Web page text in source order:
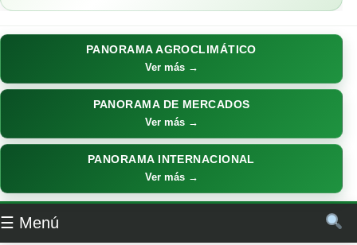
PANORAMA AGROCLIMÁTICO
Ver más →
PANORAMA DE MERCADOS
Ver más →
PANORAMA INTERNACIONAL
Ver más →
☰ Menú